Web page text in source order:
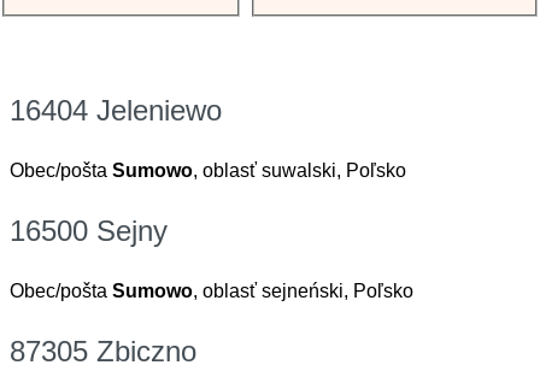
16404 Jeleniewo
Obec/pošta Sumowo, oblasť suwalski, Poľsko
16500 Sejny
Obec/pošta Sumowo, oblasť sejneński, Poľsko
87305 Zbiczno